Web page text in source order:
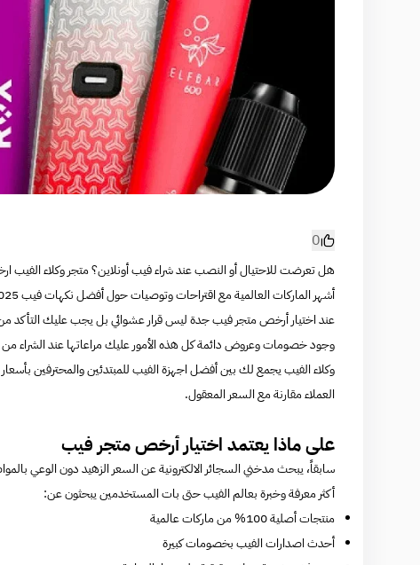
0
هل تعرضت للاحتيال أو النصب عند شراء فيب أونلاين؟ متجر وكلاء
أشهر الماركات العالمية مع اقتراحات وتوصيات حول أفضل نكهات فيب 2025، كما يقدم لك ملحقات الأجهزة من الكويلات والبودات وغيرها.
عند اختيار أرخص متجر فيب جدة ليس قرار عشوائي بل يجب عليك التأكد من
وجود خصومات وعروض دائمة كل هذه الأمور عليك مراعاتها عند الشراء
وكلاء الفيب يجمع لك بين أفضل اجهزة الفيب للمبتدئين والمحترفين
العملاء مقارنة مع السعر المعقول.
على ماذا يعتمد اختيار أرخص متجر فيب
سابقاً، يبحث مدخني السجائر الالكترونية عن السعر الزهيد دون الوعي
أكثر معرفة وخبرة بعالم الفيب حتى بات المستخدمين يبحثون عن:
منتجات أصلية 100% من ماركات عالمية
أحدث اصدارات الفيب بخصومات كبيرة